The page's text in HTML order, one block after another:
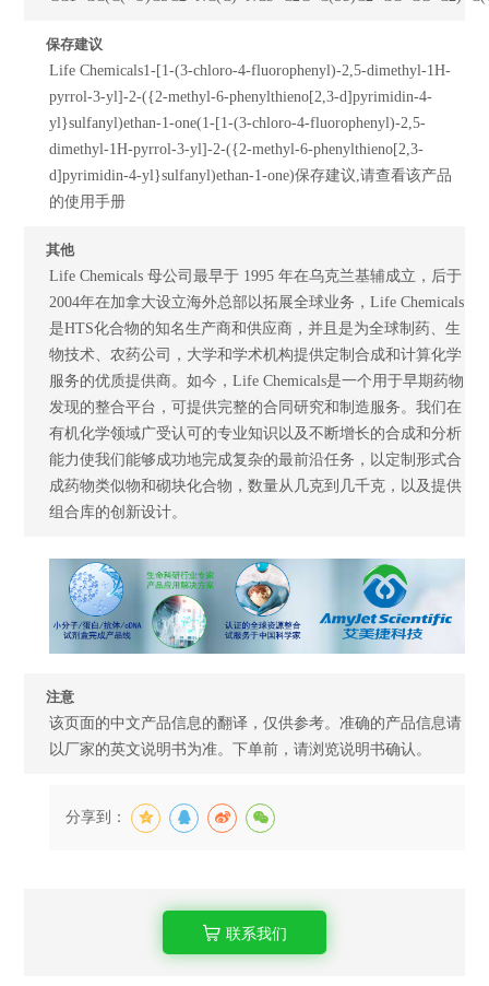
保存建议
Life Chemicals1-[1-(3-chloro-4-fluorophenyl)-2,5-dimethyl-1H-
pyrrol-3-yl]-2-({2-methyl-6-phenylthieno[2,3-d]pyrimidin-4-
yl}sulfanyl)ethan-1-one(1-[1-(3-chloro-4-fluorophenyl)-2,5-
dimethyl-1H-pyrrol-3-yl]-2-({2-methyl-6-phenylthieno[2,3-
d]pyrimidin-4-yl}sulfanyl)ethan-1-one)保存建议,请查看该产品
的使用手册
其他
Life Chemicals 母公司最早于 1995 年在乌克兰基辅成立，后于
2004年在加拿大设立海外总部以拓展全球业务，Life Chemicals
是HTS化合物的知名生产商和供应商，并且是为全球制药、生
物技术、农药公司，大学和学术机构提供定制合成和计算化学
服务的优质提供商。如今，Life Chemicals是一个用于早期药物
发现的整合平台，可提供完整的合同研究和制造服务。我们在
有机化学领域广受认可的专业知识以及不断增长的合成和分析
能力使我们能够成功地完成复杂的最前沿任务，以定制形式合
成药物类似物和砌块化合物，数量从几克到几千克，以及提供
组合库的创新设计。
注意
该页面的中文产品信息的翻译，仅供参考。准确的产品信息请
以厂家的英文说明书为准。下单前，请浏览说明书确认。
分享到：
联系我们